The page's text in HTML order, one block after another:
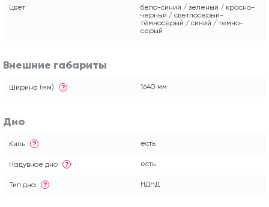
Цвет
бело-синий / зеленый / красно-
черный / светлосерый-
тёмносерый / синий / темно-
серый
Внешние габариты
Ширина (мм) ? 1640 мм
Дно
Киль ? есть
Надувное дно ? есть
Тип дна ? НДНД